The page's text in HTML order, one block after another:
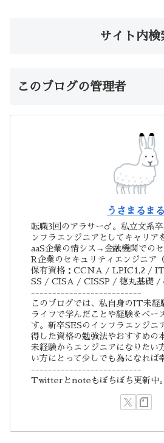
サイト内検
このブログの管理者
うさまるまる
転職3回のアラサー♂。私立文系卒
ンフラエンジニアとしてキャリア
aaS企業の情シス→金融機関での
R企業のセキュリティエンジニア（
保有資格：CCNA / LPIC1,2 /
SS / CISA / CISSP / 徳丸基礎 /
--------------------------
このブログでは、私自身のIT未経
ライフで学んだことや経験をベー
す。新卒SESのインフラエンジニ
得した資格の勉強法やおすすめの
未経験からエンジニアになりたい
い方にとって少しでも為になれば
--------------------------
Twitterとnoteもぼちぼち更新中。